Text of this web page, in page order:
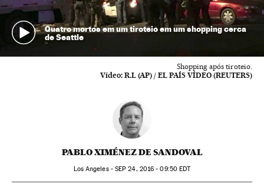
Quatro mortos em um tiroteio em um shopping cerca
de Seattle
Shopping após tiroteio.
Vídeo: R.L (AP) / EL PAÍS VÍDEO (REUTERS)
PABLO XIMÉNEZ DE SANDOVAL
Los Angeles - SEP 24, 2016 - 09:50 EDT